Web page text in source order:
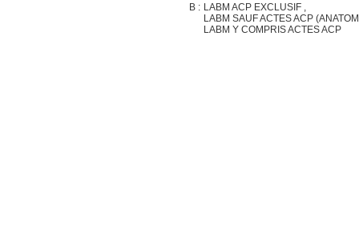
B : LABM ACP EXCLUSIF ,
LABM SAUF ACTES ACP
LABM Y COMPRIS ACTES ACP